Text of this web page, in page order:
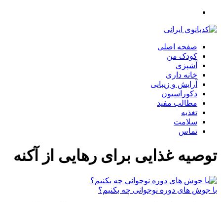
صفحه اصلی
کودک من
آشپزی
خانه داری
آرایش و زیبایی
دکوراسیون
مطالب مفید
تغذیه
سلامت
تماس
توصیه غذایی برای رهایی از آکنه
با جوش های دوره نوجوانی چه بکنیم؟